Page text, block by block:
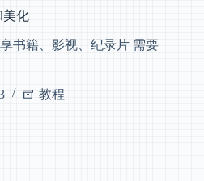
美化
书籍、影视、纪录片 需要
教程